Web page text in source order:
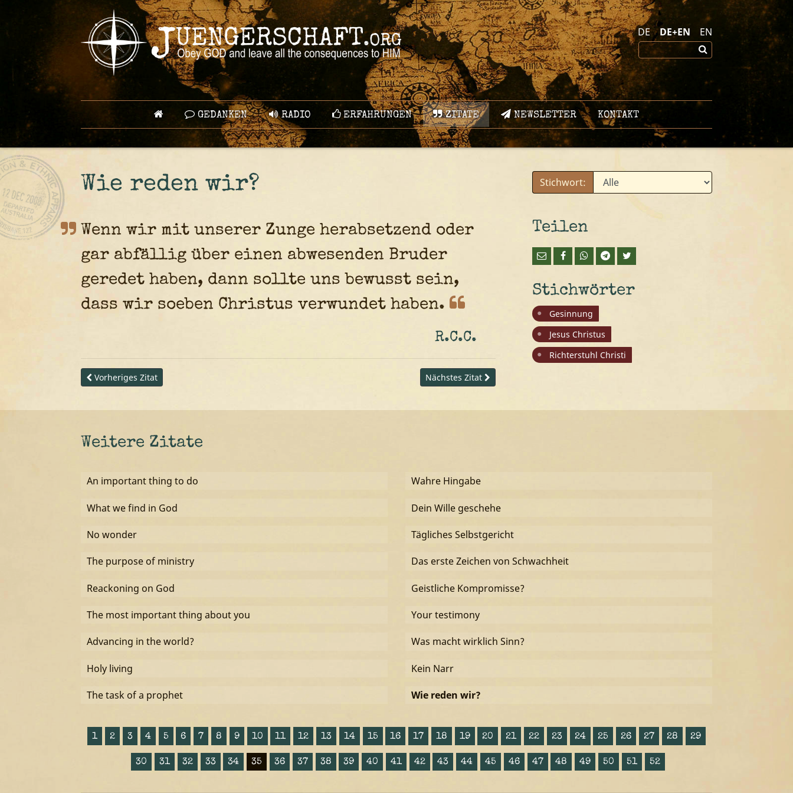
GEDANKEN RADIO ERFAHRUNGEN ZITATE NEWSLETTER KONTAKT
DE DE+EN EN
Wie reden wir? Stichwort:
Wenn wir mit unserer Zunge herabsetzend oder
gar abfällig über einen abwesenden Bruder
geredet haben, dann sollte uns bewusst sein,
dass wir soeben Christus verwundet haben.
R.C.C.
Vorheriges Zitat Nächstes Zitat
Teilen
Stichwörter
Gesinnung
Jesus Christus
Richterstuhl Christi
Weitere Zitate
An important thing to do Wahre Hingabe
What we find in God Dein Wille geschehe
No wonder Tägliches Selbstgericht
The purpose of ministry Das erste Zeichen von Schwachheit
Reackoning on God Geistliche Kompromisse?
The most important thing about you Your testimony
Advancing in the world? Was macht wirklich Sinn?
Holy living Kein Narr
The task of a prophet Wie reden wir?
1 2 3 4 5 6 7 8 9 10 11 12 13 14 15 16 17 18 19 20 21 22 23 24 25 26 27 28 29
30 31 32 33 34 35 36 37 38 39 40 41 42 43 44 45 46 47 48 49 50 51 52